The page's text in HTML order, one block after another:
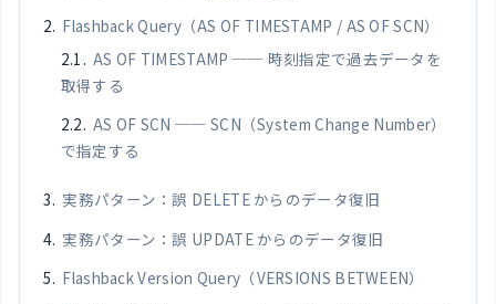
Flashback Query（AS OF TIMESTAMP / AS OF SCN）
AS OF TIMESTAMP ── 時刻指定で過去データを
取得する
AS OF SCN ── SCN（System Change Number）
で指定する
実務パターン：誤 DELETE からのデータ復旧
実務パターン：誤 UPDATE からのデータ復旧
Flashback Version Query（VERSIONS BETWEEN）